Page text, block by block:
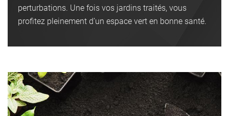
perturbations. Une fois vos jardins traités, vous
profitez pleinement d’un espace vert en bonne santé.